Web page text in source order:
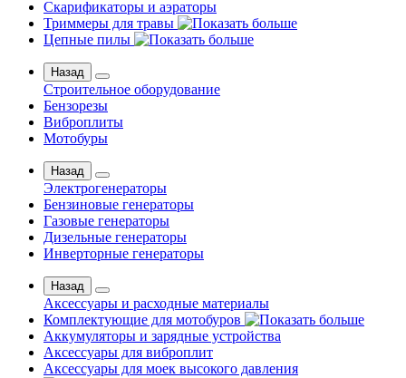
Скарификаторы и аэраторы
Триммеры для травы
Цепные пилы
Назад
Строительное оборудование
Бензорезы
Виброплиты
Мотобуры
Назад
Электрогенераторы
Бензиновые генераторы
Газовые генераторы
Дизельные генераторы
Инверторные генераторы
Назад
Аксессуары и расходные материалы
Комплектующие для мотобуров
Аккумуляторы и зарядные устройства
Аксессуары для виброплит
Аксессуары для моек высокого давления